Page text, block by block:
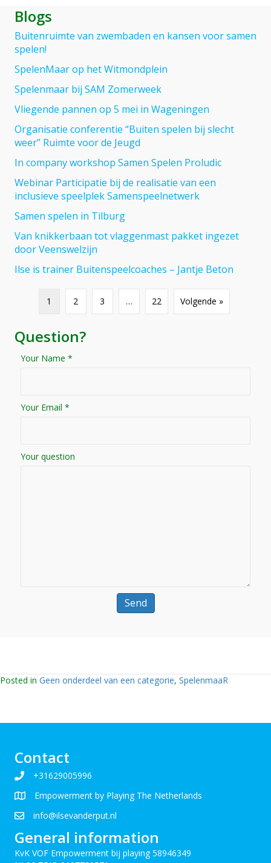
Blogs
Buitenruimte van zwembaden en kansen voor samen
spelen!
SpelenMaar op het Witmondplein
Spelenmaar bij SAM Zomerweek
Vliegende pannen op 5 mei in Wageningen
Organisatie conferentie “Buiten spelen bij slecht
weer” Ruimte voor de Jeugd
In company workshop Samen Spelen Proludic
Webinar Participatie bij de realisatie van een
inclusieve speelplek Samenspeelnetwerk
Samen spelen in Tilburg
Van knikkerbaan tot vlaggenmast pakket ingezet
door Veenswelzijn
Ilse is trainer Buitenspeelcoaches – Jantje Beton
1 2 3 … 22 Volgende »
Question?
Your Name *
Your Email *
Your question
Posted in Geen onderdeel van een categorie, SpelenmaaR
Contact
+31629005996
Empowerment by Playing The Netherlands
info@ilsevanderput.nl
General information
KvK VOF Empowerment bij playing 58946349